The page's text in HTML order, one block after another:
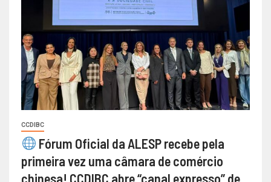
CCDIBC
Fórum Oficial da ALESP recebe pela
primeira vez uma câmara de comércio
chinesa! CCDIBC abre “canal expresso” de